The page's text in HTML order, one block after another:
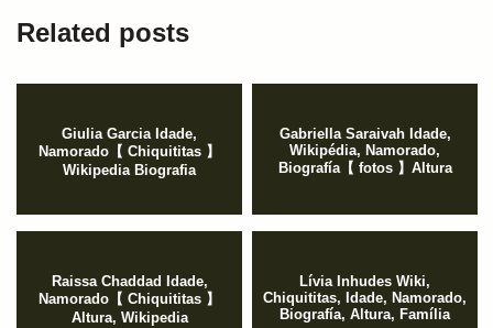
Related posts
Giulia Garcia Idade,
Namorado【 Chiquititas 】
Wikipedia Biografia
Gabriella Saraivah Idade,
Wikipédia, Namorado,
Biografía【 fotos 】Altura
Raissa Chaddad Idade,
Namorado【 Chiquititas 】
Altura, Wikipedia
Lívia Inhudes Wiki,
Chiquititas, Idade, Namorado,
Biografía, Altura, Família